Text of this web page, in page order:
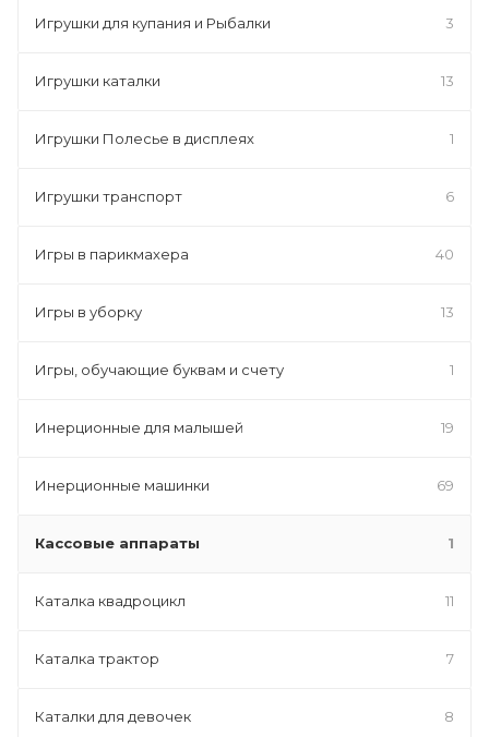
Игрушки для купания и Рыбалки 3
Игрушки каталки 13
Игрушки Полесье в дисплеях 1
Игрушки транспорт 6
Игры в парикмахера 40
Игры в уборку 13
Игры, обучающие буквам и счету 1
Инерционные для малышей 19
Инерционные машинки 69
Кассовые аппараты 1
Каталка квадроцикл 11
Каталка трактор 7
Каталки для девочек 8